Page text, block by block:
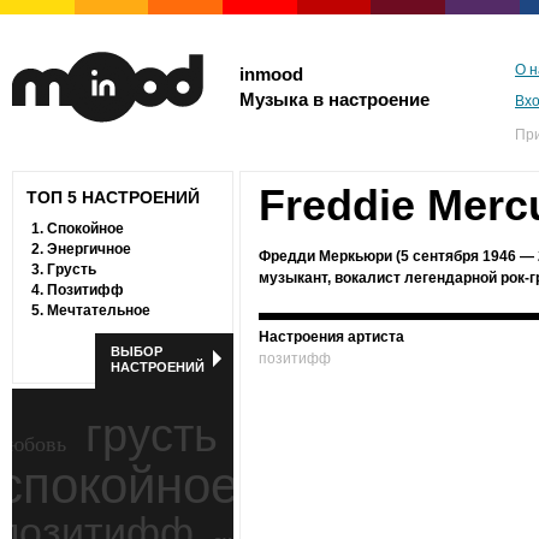
inmood
Музыка в настроение
О
ТОП 5 НАСТРОЕНИЙ
1. Спокойное
2. Энергичное
3. Грусть
4. Позитифф
5. Мечтательное
ВЫБОР
НАСТРОЕНИЙ
грусть
Freddie
Фредди Меркьюри (5 сентября 1946 —
музыкант, вокалист легендарной рок-
Настроения артиста
позитифф